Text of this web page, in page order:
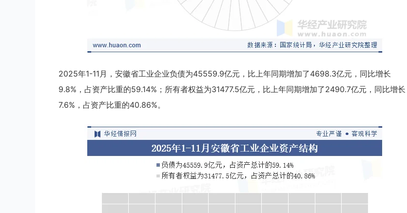
2025年1-11月，安徽省工业企业负债为45559.9亿元，比上年同期增加了4698.3亿元，同比增长
9.8%，占资产比重的59.14%；所有者权益为31477.5亿元，比上年同期增加了2490.7亿元，同比增长
7.6%，占资产比重的40.86%。